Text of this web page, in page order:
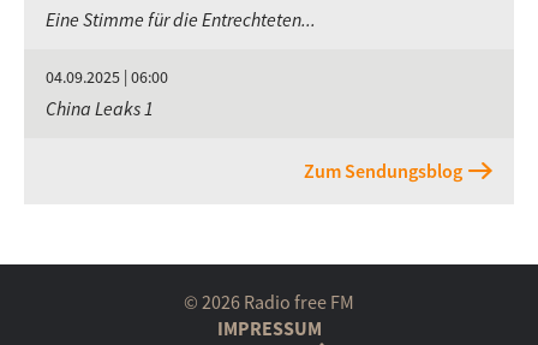
Eine Stimme für die Entrechteten...
04.09.2025 | 06:00
China Leaks 1
Zum Sendungsblog
© 2026 Radio free FM
IMPRESSUM